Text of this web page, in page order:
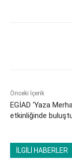
Önceki İçerik
EGİAD ‘Yaza
etkinliğinde
İLGİLİ HABERLER